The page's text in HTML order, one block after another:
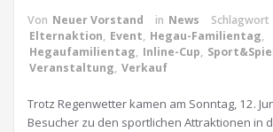
Von Neuer Vorstand in News Schlagwort
Elternaktion, Event, Hegau-Familientag,
Hegaufamilientag, Inline-Cup,
Veranstaltung, Verkauf
Trotz Regenwetter kamen am Sonntag, 12.
Besucher zu den sportlichen Attraktionen in